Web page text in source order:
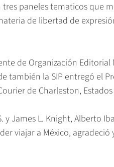
paneles tematicos que
de libertad de
de Organización Editorial
también la SIP entregó el
de Charleston,
y James L. Knight, Alberto
viajar a México, agradeció